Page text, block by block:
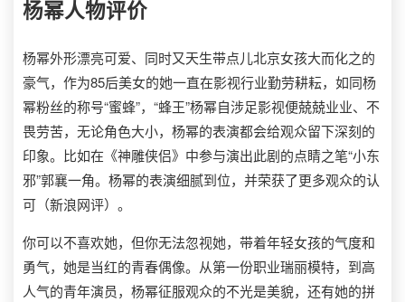
杨幂人物评价
杨幂外形漂亮可爱、同时又天生带点儿北京女孩大而化之的
豪气，作为85后美女的她一直在影视行业勤劳耕耘，如同杨
幂粉丝的称号“蜜蜂”，“蜂王”杨幂自涉足影视便兢兢业业、不
畏劳苦，无论角色大小，杨幂的表演都会给观众留下深刻的
印象。比如在《神雕侠侣》中参与演出此剧的点睛之笔“小东
邪”郭襄一角。杨幂的表演细腻到位，并荣获了更多观众的认
可（新浪网评）。
你可以不喜欢她，但你无法忽视她，带着年轻女孩的气度和
勇气，她是当红的青春偶像。从第一份职业瑞丽模特，到高
人气的青年演员，杨幂征服观众的不光是美貌，还有她的拼